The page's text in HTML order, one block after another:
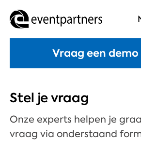
Vraag een
Stel je vraag​
Onze experts helpen je
vraag via onderstaand